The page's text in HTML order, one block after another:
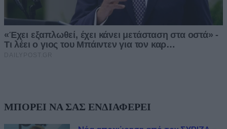
ΜΠΟΡΕΙ ΝΑ ΣΑΣ ΕΝΔΙΑΦΕΡΕΙ